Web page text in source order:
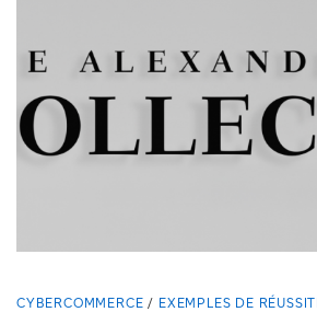
CYBERCOMMERCE EXEMPLES DE